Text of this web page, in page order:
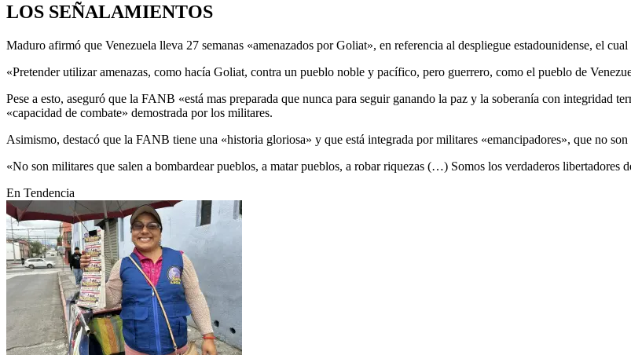
LOS SEÑALAMIENTOS
Maduro afirmó que Venezuela lleva 27 semanas «amenazados por Goliat», en referencia al despliegue estadounidense, el
«Pretender utilizar amenazas, como hacía Goliat, contra un pueblo noble y pacífico, pero guerrero, como el pueblo de
Pese a esto, aseguró que la FANB «está mas preparada que nunca para seguir ganando la paz y la soberanía con
«capacidad de combate» demostrada por los militares.
Asimismo, destacó que la FANB tiene una «historia gloriosa» y que está integrada por militares «emancipadores», que no
«No son militares que salen a bombardear pueblos, a matar pueblos, a robar riquezas (…) Somos los verdaderos libertadores
En Tendencia